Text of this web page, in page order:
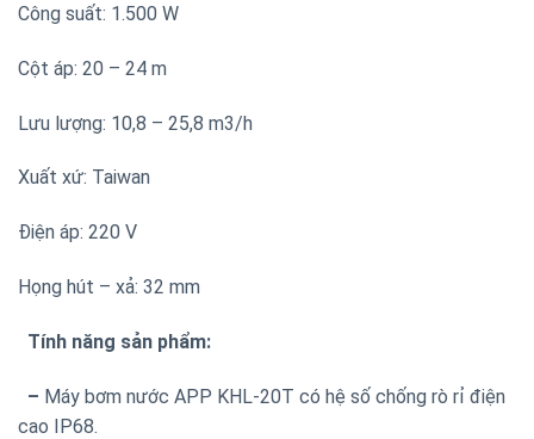
Công suất: 1.500 W
Cột áp: 20 – 24 m
Lưu lượng: 10,8 – 25,8 m3/h
Xuất xứ: Taiwan
Điện áp: 220 V
Họng hút – xả: 32 mm
Tính năng sản phẩm:
– Máy bơm nước APP KHL-20T có hệ số chống rò rỉ điện
cao IP68.